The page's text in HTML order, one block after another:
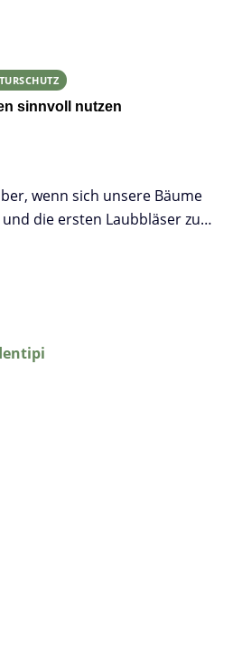
sinnvoll nutzen
wenn sich unsere Bäume
die ersten Laubbläser zu…